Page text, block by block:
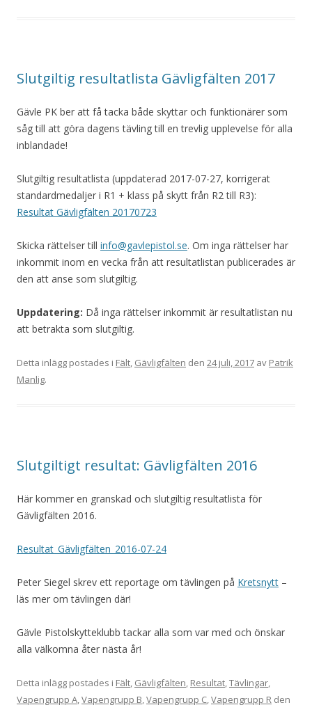
Slutgiltig resultatlista Gävligfälten 2017
Gävle PK ber att få tacka både skyttar och funktionärer som
såg till att göra dagens tävling till en trevlig upplevelse för alla
inblandade!
Slutgiltig resultatlista (uppdaterad 2017-07-27, korrigerat
standardmedaljer i R1 + klass på skytt från R2 till R3):
Resultat Gävligfälten 20170723
Skicka rättelser till info@gavlepistol.se. Om inga rättelser har
inkommit inom en vecka från att resultatlistan publicerades är
den att anse som slutgiltig.
Uppdatering: Då inga rättelser inkommit är resultatlistan nu
att betrakta som slutgiltig.
Detta inlägg postades i Fält, Gävligfälten den 24 juli, 2017 av Patrik
Manlig.
Slutgiltigt resultat: Gävligfälten 2016
Här kommer en granskad och slutgiltig resultatlista för
Gävligfälten 2016.
Resultat_Gävligfälten_2016-07-24
Peter Siegel skrev ett reportage om tävlingen på Kretsnytt –
läs mer om tävlingen där!
Gävle Pistolskytteklubb tackar alla som var med och önskar
alla välkomna åter nästa år!
Detta inlägg postades i Fält, Gävligfälten, Resultat,Tävlingar,
Vapengrupp A,Vapengrupp B,Vapengrupp C,Vapengrupp R den